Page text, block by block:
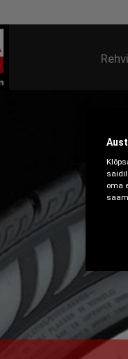
oma